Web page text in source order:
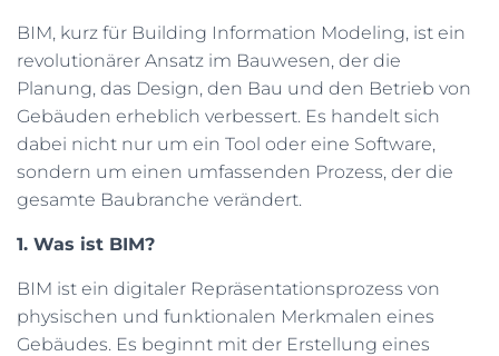
C
A
BIM, kurz für Building Information Modeling, ist ein
revolutionärer Ansatz im Bauwesen, der die
Planung, das Design, den Bau und den Betrieb von
Gebäuden erheblich verbessert. Es handelt sich
dabei nicht nur um ein Tool oder eine Software,
sondern um einen umfassenden Prozess, der die
gesamte Baubranche verändert.
1. Was ist BIM?
BIM ist ein digitaler Repräsentationsprozess von
physischen und funktionalen Merkmalen eines
Gebäudes. Es beginnt mit der Erstellung eines